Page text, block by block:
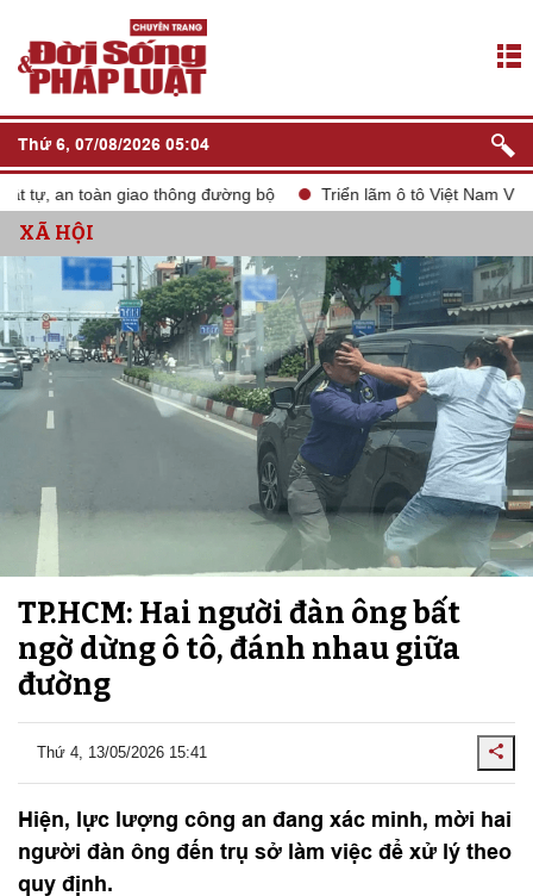
Thứ 6, 07/08/2026 05:04
an toàn giao thông đường bộ Triển lãm ô tô Việt Nam VMS
XÃ HỘI
TP.HCM: Hai người đàn ông bất
ngờ dừng ô tô, đánh nhau giữa
đường
Thứ 4, 13/05/2026 15:41
Hiện, lực lượng công an đang xác minh, mời hai
người đàn ông đến trụ sở làm việc để xử lý theo
quy định.